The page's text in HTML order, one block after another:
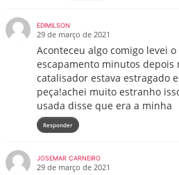
EDIMILSON
29 de março de 2021
Aconteceu algo comigo levei
escapamento minutos depois
catalisador estava estragado
peça!achei muito estranho
usada disse que era a minha
Responder
JOSEMAR CARNEIRO
29 de março de 2021